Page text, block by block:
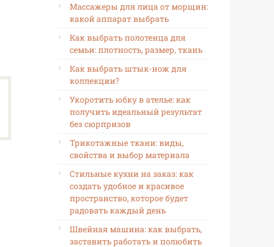
Массажеры для лица от морщин:
какой аппарат выбрать
Как выбрать полотенца для
семьи: плотность, размер, ткань
Как выбрать штык-нож для
коллекции?
Укоротить юбку в ателье: как
получить идеальный результат
без сюрпризов
Трикотажные ткани: виды,
свойства и выбор материала
Стильные кухни на заказ: как
создать удобное и красивое
пространство, которое будет
радовать каждый день
Швейная машина: как выбрать,
заставить работать и полюбить